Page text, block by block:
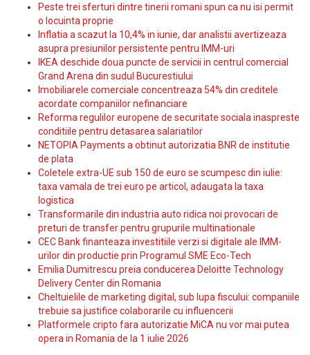
Peste trei sferturi dintre tinerii romani spun ca nu isi permit
o locuinta proprie
Inflatia a scazut la 10,4% in iunie, dar analistii avertizeaza
asupra presiunilor persistente pentru IMM-uri
IKEA deschide doua puncte de servicii in centrul comercial
Grand Arena din sudul Bucurestiului
Imobiliarele comerciale concentreaza 54% din creditele
acordate companiilor nefinanciare
Reforma regulilor europene de securitate sociala inaspreste
conditiile pentru detasarea salariatilor
NETOPIA Payments a obtinut autorizatia BNR de institutie
de plata
Coletele extra-UE sub 150 de euro se scumpesc din iulie:
taxa vamala de trei euro pe articol, adaugata la taxa
logistica
Transformarile din industria auto ridica noi provocari de
preturi de transfer pentru grupurile multinationale
CEC Bank finanteaza investitiile verzi si digitale ale IMM-
urilor din productie prin Programul SME Eco-Tech
Emilia Dumitrescu preia conducerea Deloitte Technology
Delivery Center din Romania
Cheltuielile de marketing digital, sub lupa fiscului: companiile
trebuie sa justifice colaborarile cu influencerii
Platformele cripto fara autorizatie MiCA nu vor mai putea
opera in Romania de la 1 iulie 2026